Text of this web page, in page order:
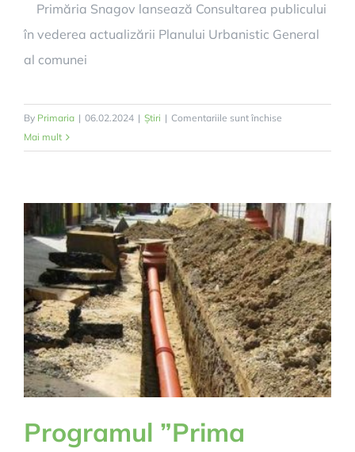
Primăria Snagov lansează Consultarea publicului
în vederea actualizării Planului Urbanistic General
al comunei
By Primaria | 06.02.2024 | Știri | Comentariile sunt închise
publică
Mai mult
Programul ”Prima